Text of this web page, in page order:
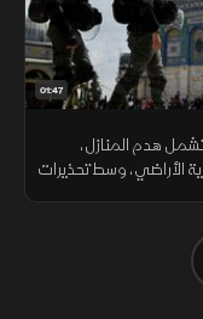
01:47
هدم المنازل،
الأراضي، وسط تحذيرات